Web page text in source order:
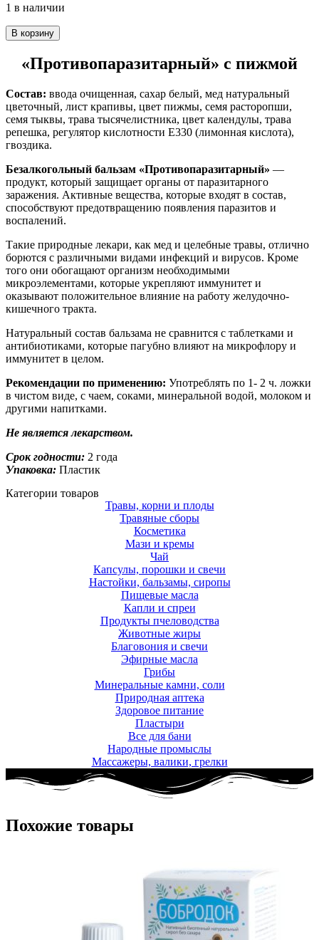
1 в наличии
В корзину
«Противопаразитарный» с пижмой
Состав: ввода очищенная, сахар белый, мед натуральный
цветочный, лист крапивы, цвет пижмы, семя расторопши,
семя тыквы, трава тысячелистника, цвет календулы, трава
репешка, регулятор кислотности Е330 (лимонная кислота),
гвоздика.
Безалкогольный бальзам «Противопаразитарный» —
продукт, который защищает органы от паразитарного
заражения. Активные вещества, которые входят в состав,
способствуют предотвращению появления паразитов и
воспалений.
Такие природные лекари, как мед и целебные травы, отлично
борются с различными видами инфекций и вирусов. Кроме
того они обогащают организм необходимыми
микроэлементами, которые укрепляют иммунитет и
оказывают положительное влияние на работу желудочно-
кишечного тракта.
Натуральный состав бальзама не сравнится с таблетками и
антибиотиками, которые пагубно влияют на микрофлору и
иммунитет в целом.
Рекомендации по применению: Употреблять по 1- 2 ч. ложки
в чистом виде, с чаем, соками, минеральной водой, молоком и
другими напитками.
Не является лекарством.
Срок годности: 2 года
Упаковка: Пластик
Категории товаров
Травы, корни и плоды
Травяные сборы
Косметика
Мази и кремы
Чай
Капсулы, порошки и свечи
Настойки, бальзамы, сиропы
Пищевые масла
Капли и спреи
Продукты пчеловодства
Животные жиры
Благовония и свечи
Эфирные масла
Грибы
Минеральные камни, соли
Природная аптека
Здоровое питание
Пластыри
Все для бани
Народные промыслы
Массажеры, валики, грелки​
Похожие товары